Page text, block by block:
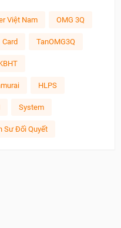
Việt Nam OMG 3Q
Card TanOMG3Q
HLPS
System
Sư Đối Quyết